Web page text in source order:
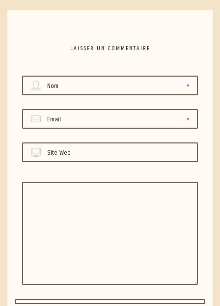
LAISSER UN COMMENTAIRE
Nom
Email
Site Web